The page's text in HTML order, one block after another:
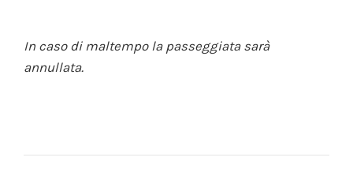
In caso di maltempo la passeggiata sarà
annullata.